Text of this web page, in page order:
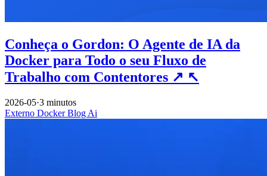
Conheça o Gordon: O Agente de IA da
Docker para Todo o seu Fluxo de
Trabalho com Contentores ↗ ↖
2026-05·3 minutos
Externo DockerBlog Ai